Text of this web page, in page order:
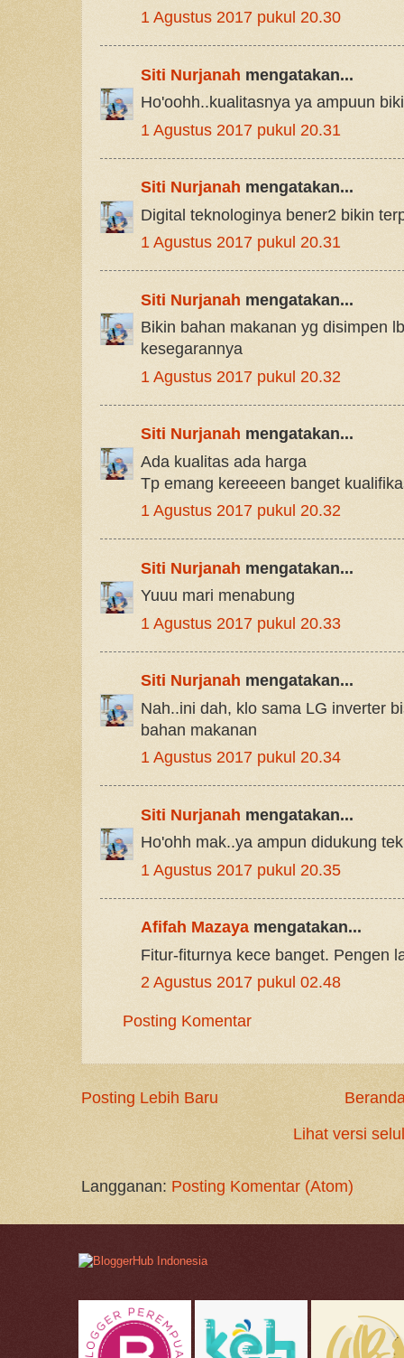
1 Agustus 2017 pukul 20.30
Siti Nurjanah mengatakan...
Ho'oohh..kualitasnya ya ampuun
1 Agustus 2017 pukul 20.31
Siti Nurjanah mengatakan...
Digital teknologinya bener2 bikin
1 Agustus 2017 pukul 20.31
Siti Nurjanah mengatakan...
Bikin bahan makanan yg disimpen
kesegarannya
1 Agustus 2017 pukul 20.32
Siti Nurjanah mengatakan...
Ada kualitas ada harga
Tp emang kereeeen banget
1 Agustus 2017 pukul 20.32
Siti Nurjanah mengatakan...
Yuuu mari menabung
1 Agustus 2017 pukul 20.33
Siti Nurjanah mengatakan...
Nah..ini dah, klo sama LG inverter
bahan makanan
1 Agustus 2017 pukul 20.34
Siti Nurjanah mengatakan...
Ho'ohh mak..ya ampun didukung
1 Agustus 2017 pukul 20.35
Afifah Mazayamengatakan...
Fitur-fiturnya kece banget. Pengen
2 Agustus 2017 pukul 02.48
Posting Komentar
Posting Lebih Baru
Lihat versi
Langganan: Posting Komentar (Atom)